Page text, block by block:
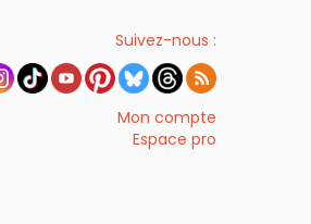
Suivez-nous :
Mon compte
Espace pro